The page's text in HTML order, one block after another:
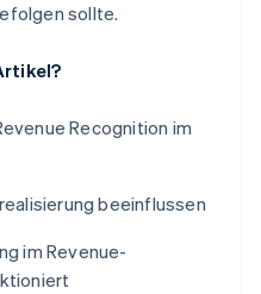
sollte.
Recognition im
beeinflussen
im Revenue-